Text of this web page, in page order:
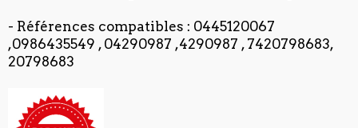
- Références compatibles : 0445120067
,0986435549 , 04290987 ,4290987 , 7420798683,
20798683